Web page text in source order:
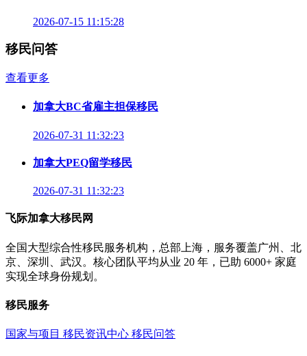
2026-07-15 11:15:28
移民问答
查看更多
加拿大BC省雇主担保移民
2026-07-31 11:32:23
加拿大PEQ留学移民
2026-07-31 11:32:23
飞际加拿大移民网
全国大型综合性移民服务机构，总部上海，服务覆盖广州、北
京、深圳、武汉。核心团队平均从业 20 年，已助 6000+ 家庭
实现全球身份规划。
移民服务
国家与项目 移民资讯中心 移民问答